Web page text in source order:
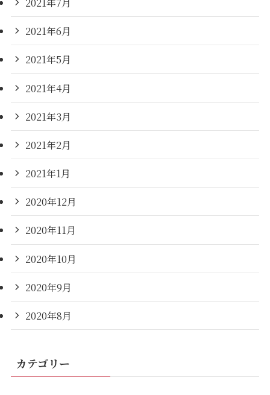
2021年6月
2021年5月
2021年4月
2021年3月
2021年2月
2021年1月
2020年12月
2020年11月
2020年10月
2020年9月
2020年8月
カテゴリー